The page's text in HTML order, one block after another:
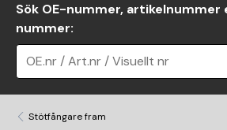
Sök OE-nummer, artikelnummer
nummer:
OE.nr / Art.nr / Visuellt nr
Stötfångare fram